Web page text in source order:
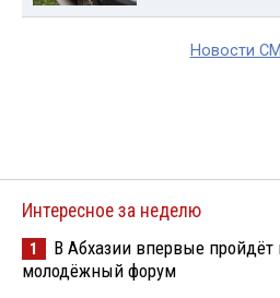
Новости
Интересное за неделю
1
В Абхазии впервые
молодёжный форум